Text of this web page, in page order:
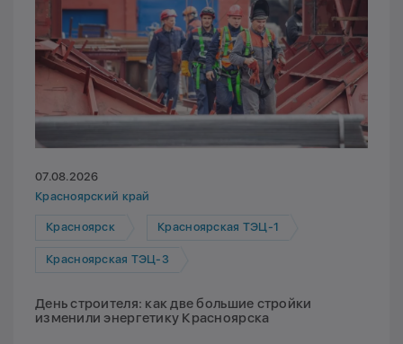
07.08.2026
Красноярский край
Красноярск Красноярская ТЭЦ-1
Красноярская ТЭЦ-3
День строителя: как две большие стройки
изменили энергетику Красноярска